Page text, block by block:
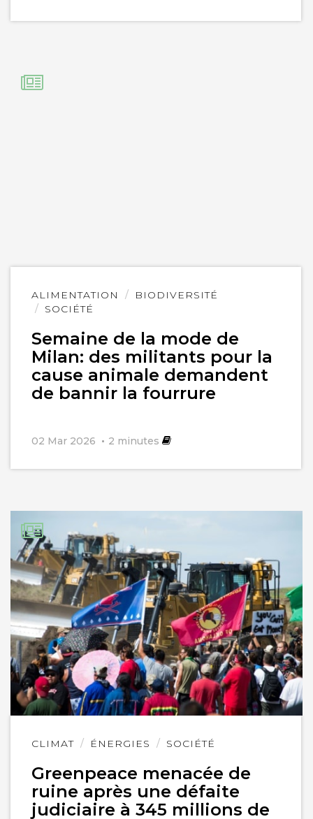
ALIMENTATION
BIODIVERSITÉ
SOCIÉTÉ
Semaine de la mode de
Milan: des militants pour la
cause animale demandent
de bannir la fourrure
02 Mar 2026 2 minutes
Lire
l'article
CLIMAT ÉNERGIES SOCIÉTÉ
Greenpeace menacée de
ruine après une défaite
judiciaire à 345 millions de
Lire